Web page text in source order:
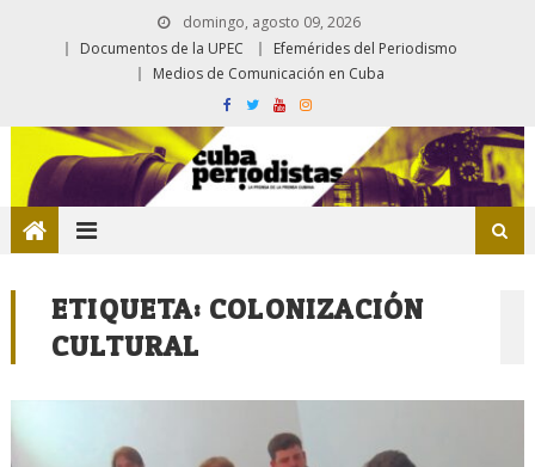
domingo, agosto 09, 2026
Documentos de la UPEC
Efemérides del Periodismo
Medios de Comunicación en Cuba
ETIQUETA: COLONIZACIÓN
CULTURAL